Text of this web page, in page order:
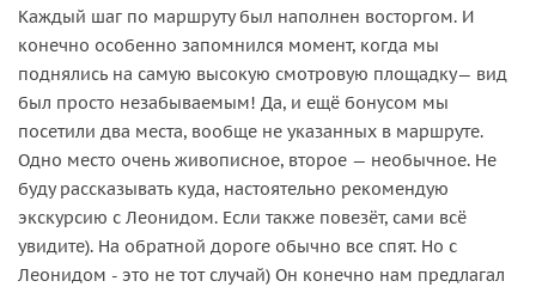
Каждый шаг по маршруту был наполнен восторгом. И
конечно особенно запомнился момент, когда мы
поднялись на самую высокую смотровую площадку— вид
был просто незабываемым! Да, и ещё бонусом мы
посетили два места, вообще не указанных в маршруте.
Одно место очень живописное, второе — необычное. Не
буду рассказывать куда, настоятельно рекомендую
экскурсию с Леонидом. Если также повезёт, сами всё
увидите). На обратной дороге обычно все спят. Но с
Леонидом - это не тот случай) Он конечно нам предлагал